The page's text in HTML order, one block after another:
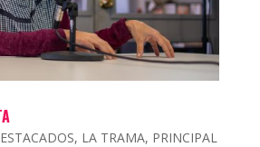
, LA TRAMA, PRINCIPAL